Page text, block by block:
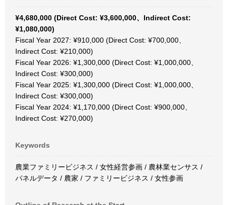
¥4,680,000 (Direct Cost: ¥3,600,000、Indirect Cost:
¥1,080,000)
Fiscal Year 2027: ¥910,000 (Direct Cost: ¥700,000、
Indirect Cost: ¥210,000)
Fiscal Year 2026: ¥1,300,000 (Direct Cost: ¥1,000,000、
Indirect Cost: ¥300,000)
Fiscal Year 2025: ¥1,300,000 (Direct Cost: ¥1,000,000、
Indirect Cost: ¥300,000)
Fiscal Year 2024: ¥1,170,000 (Direct Cost: ¥900,000、
Indirect Cost: ¥270,000)
Keywords
農業ファミリービジネス / 女性経営参画 / 農林業センサス /
パネルデータ / 農家 / ファミリービジネス / 女性参画